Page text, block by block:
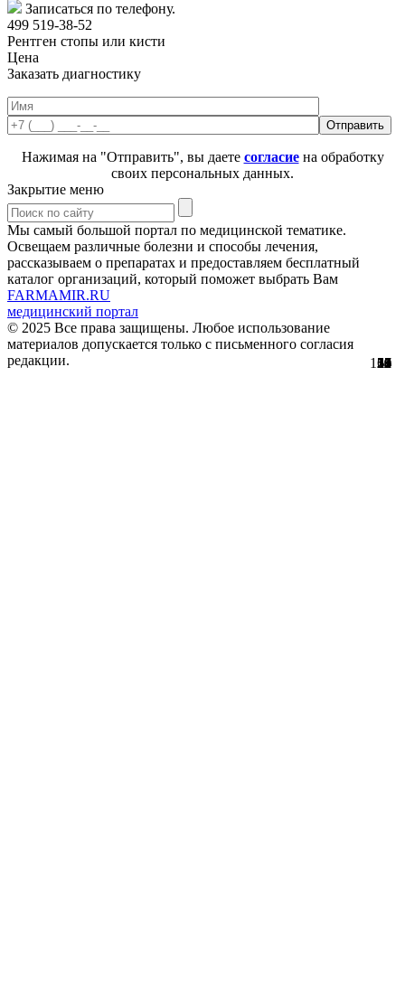
22
17
2
30
5
11
51
56
0
29
61
3
12
12
8
154
Записаться по телефону.
499 519-38-52
Рентген стопы или кисти
Цена
Заказать диагностику
Нажимая на "Отправить", вы даете согласиена обработку
своих персональных данных.
Закрытие меню
Мы самый большой портал по медицинской тематике.
Освещаем различные болезни и способы лечения,
рассказываем о препаратах и предоставляем бесплатный
каталог организаций, который поможет выбрать Вам
FARMAMIR.RU
медицинский портал
© 2025 Все права защищены. Любое использование
материалов допускается только с письменного согласия
редакции.